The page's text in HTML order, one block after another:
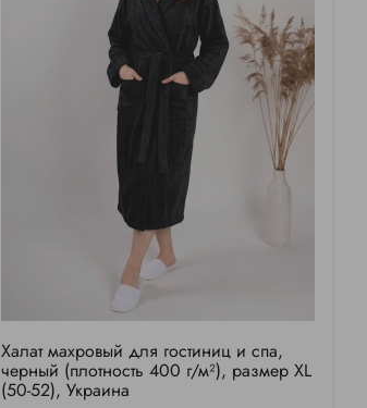
Халат махровый для гостиниц и спа,
черный (плотность 400 г/м²), размер XL
(50-52), Украина